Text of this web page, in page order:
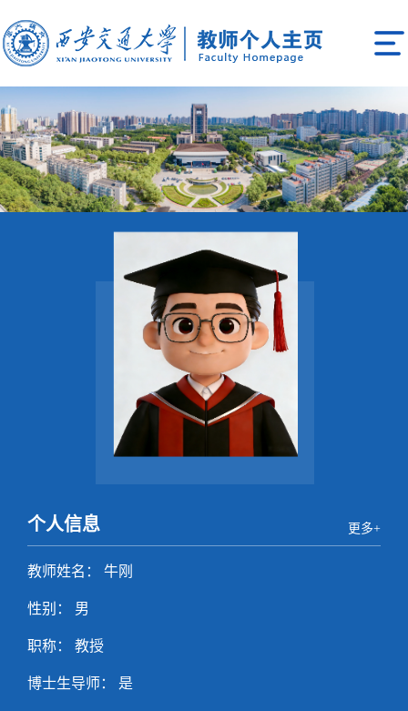
个人信息 更多+
教师姓名： 牛刚
性别： 男
职称： 教授
博士生导师： 是